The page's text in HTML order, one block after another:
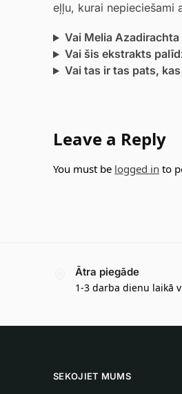
eļļu, kurai
Vai Melia
Vai šis ekstrakts
Vai tas ir tas pats, kas
Leave a Reply
You must be logged in to
Ātra piegāde
1-3 darba dienu laikā
SEKOJIET MUMS